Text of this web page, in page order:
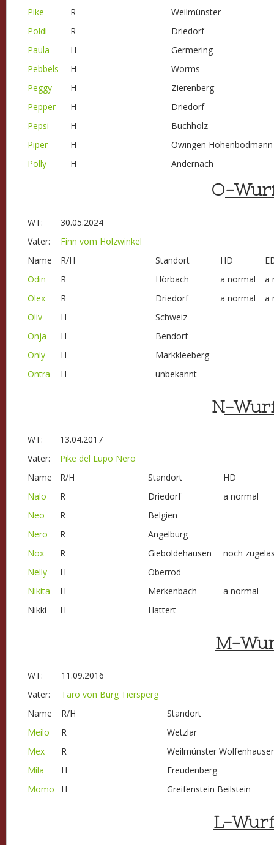
Pike
R
Weilmünster
Poldi
R
Driedorf
Paula
H
Germering
Pebbels
H
Worms
Peggy
H
Zierenberg
Pepper
H
Driedorf
Pepsi
H
Buchholz
Piper
H
Owingen Hohenbodmann
Polly
H Andernach
O-
WT:
30.05.2024
Vater:
Finn vom Holzwinkel
Name
R/H Standort HD
Odin
R Hörbach a normal
a
Olex
R Driedorf a normal
a
Oliv
H
Schweiz
Onja
H
Bendorf
Only
H
Markkleeberg
Ontra
H unbekannt
N-
WT:
13.04.2017
Vater:
Pike del Lupo Nero
Name
R/H Standort
HD
Nalo
R Driedorf
a normal
Neo
R
Belgien
Nero
R
Angelburg
Nox
R Gieboldehausen
noch
Nelly
H
Oberrod
Nikita
H Merkenbach
a normal
Nikki
H Hattert
M-
WT:
11.09.2016
Vater:
Taro von Burg Tiersperg
Name
R/H
Standort
Meilo
R
Wetzlar
Mex
R
Weilmünster
Mila
H
Freudenberg
Momo
H Greifenstein Beilstein
L-